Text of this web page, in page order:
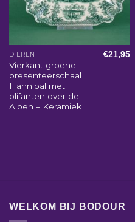
DIEREN
Vierkant groene
presenteerschaal
Hannibal met
olifanten over de
Alpen – Keramiek
€21,95
WELKOM BIJ BODOUR